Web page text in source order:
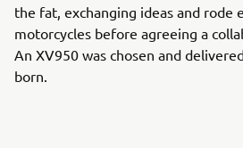
the fat, exchanging ideas and rode
motorcycles before agreeing a
An XV950 was chosen and
born.